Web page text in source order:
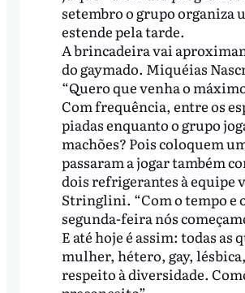
setembro o grupo organiza
estende pela tarde.
A brincadeira vai
do gaymado. Miquéias
“Quero que venha o
Com frequência, entre os
piadas enquanto o grupo
machões? Pois coloquem
passaram a jogar também
dois refrigerantes à equipe
Stringlini. “Com o tempo e
segunda-feira nós
E até hoje é assim: todas
mulher, hétero, gay,
respeito à diversidade.